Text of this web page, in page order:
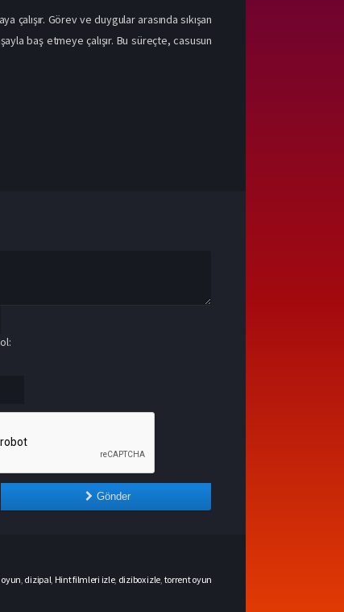
Görev ve duygular arasında sıkışan
baş etmeye çalışır. Bu süreçte, casusun
Gönder
dizipal Hint filmleri izle, dizibox izle torrent oyun